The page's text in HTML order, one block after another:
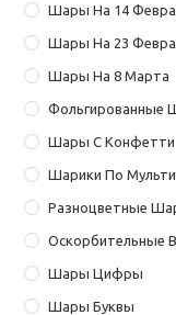
Шары На 14
Шары На 23
Шары На 8 Марта
Фольгированные
Шары С Конфетти
Шарики По
Разноцветные
Оскорбительные
Шары Цифры
Шары Буквы